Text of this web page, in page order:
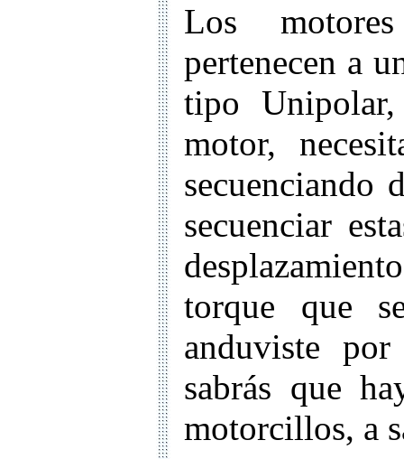
Los
pertenecen a
tipo
motor,
secuenciando
secuenciar
torque que
anduviste
sabrás que
motorcillos, a